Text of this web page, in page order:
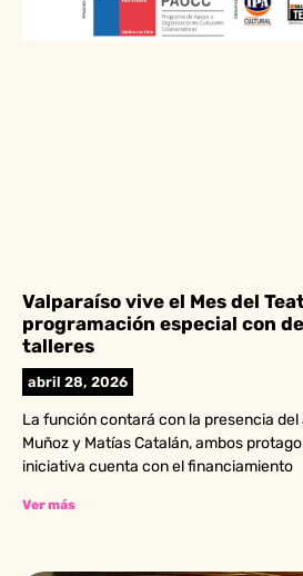
Valparaíso vive el Mes del
programación especial con
talleres
abril 28, 2026
La función contará con la presencia
Muñoz y Matías Catalán, ambos
iniciativa cuenta con el financiamiento
Ver más